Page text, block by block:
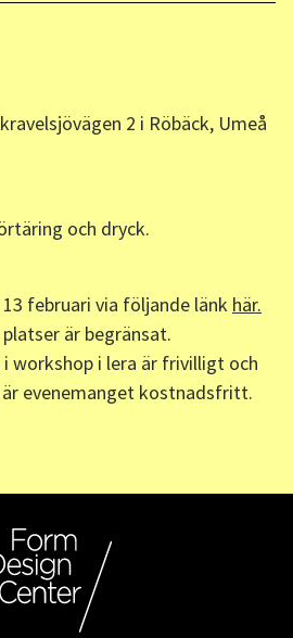
2 i Röbäck, Umeå
och dryck.
februari via följande länk här.
är begränsat.
workshop i lera är frivilligt och
evenemanget kostnadsfritt.